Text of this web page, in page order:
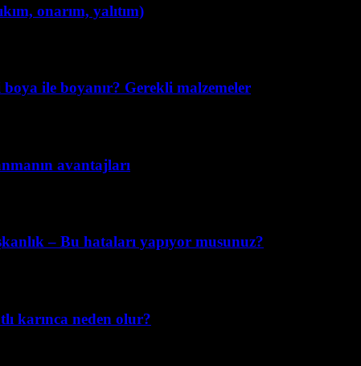
onarım, yalıtım)
ile boyanır? Gerekli malzemeler
avantajları
– Bu hataları yapıyor musunuz?
karınca neden olur?